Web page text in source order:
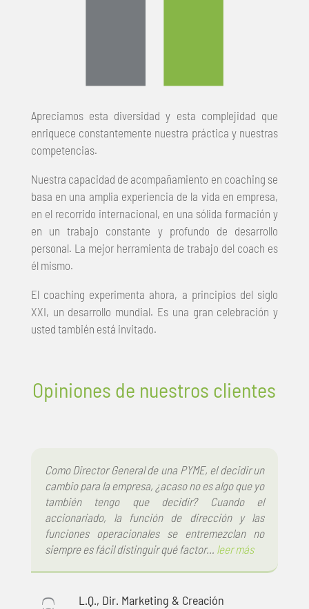
Apreciamos esta diversidad y esta complejidad que
enriquece constantemente nuestra práctica y nuestras
competencias.
Nuestra capacidad de acompañamiento en coaching se
basa en una amplia experiencia de la vida en empresa,
en el recorrido internacional, en una sólida formación y
en un trabajo constante y profundo de desarrollo
personal. La mejor herramienta de trabajo del coach es
él mismo.
El coaching experimenta ahora, a principios del siglo
XXI, un desarrollo mundial. Es una gran celebración y
usted también está invitado.
Opiniones de nuestros clientes
Como Director General de una PYME, el decidir un
cambio para la empresa, ¿acaso no es algo que yo
también tengo que decidir? Cuando el
accionariado, la función de dirección y las
funciones operacionales se entremezclan no
siempre es fácil distinguir qué factor…
leer más
L.Q., Dir. Marketing & Creación